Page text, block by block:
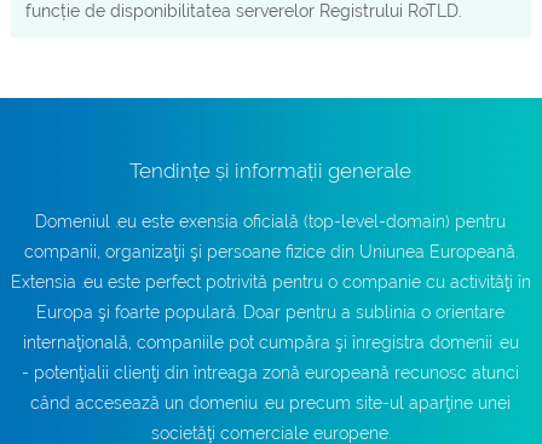
funcție de disponibilitatea serverelor Registrului RoTLD.
Tendințe și informații generale
Domeniul .eu este exensia oficială (top-level-domain) pentru
companii, organizaţii şi persoane fizice din Uniunea Europeană.
Extensia .eu este perfect potrivită pentru o companie cu activităţi în
Europa şi foarte populară. Doar pentru a sublinia o orientare
internaţională, companiile pot cumpăra şi înregistra domenii .eu
- potenţialii clienţi din întreaga zonă europeană recunosc atunci
când accesează un domeniu .eu precum site-ul aparţine unei
societăţi comerciale europene.